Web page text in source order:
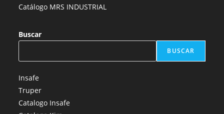
Catálogo MRS INDUSTRIAL
Buscar
BUSCAR
Insafe
Truper
Catalogo Insafe